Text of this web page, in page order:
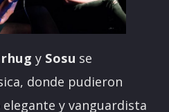
y Sosu se
donde pudieron
y vanguardista